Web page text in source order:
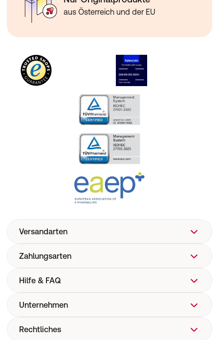
aus Österreich und der EU
Versandarten
Zahlungsarten
Hilfe & FAQ
FAQ
Versand
Unternehmen
Über uns
Rechtliches